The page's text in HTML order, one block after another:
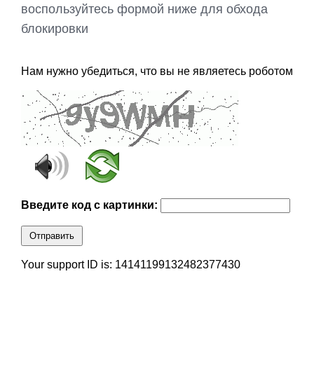
воспользуйтесь формой ниже для обхода
блокировки
Нам нужно убедиться, что вы не являетесь роботом
Введите код с картинки:
Отправить
Your support ID is: 14141199132482377430